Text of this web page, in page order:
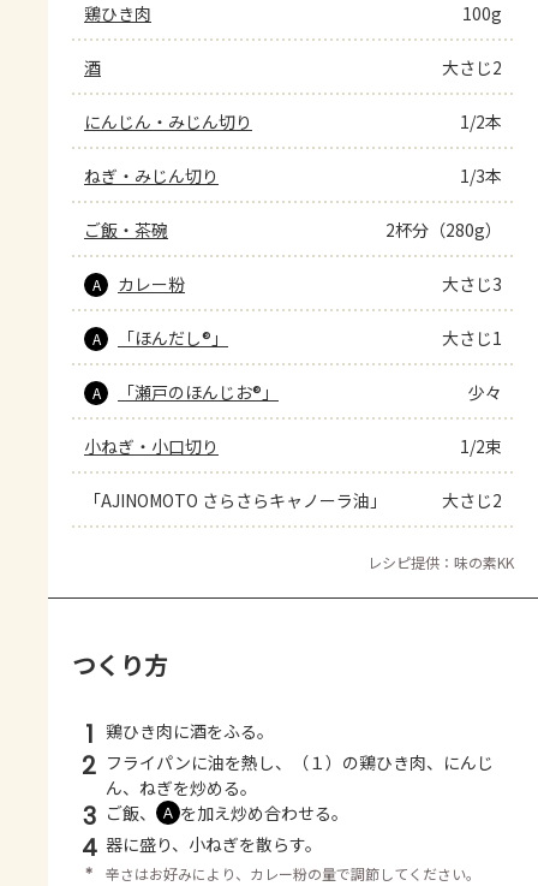
鶏ひき肉 100g
酒 大さじ2
にんじん・みじん切り 1/2本
ねぎ・みじん切り 1/3本
ご飯・茶碗 2杯分（280g）
A カレー粉 大さじ3
A 「ほんだし®」 大さじ1
A 「瀬戸のほんじお®」 少々
小ねぎ・小口切り 1/2束
「AJINOMOTO さらさらキャノーラ油」 大さじ2
レシピ提供：味の素KK
つくり方
1 鶏ひき肉に酒をふる。
2 フライパンに油を熱し、（１）の鶏ひき肉、にんじ
ん、ねぎを炒める。
3 ご飯、 Ａ を加え炒め合わせる。
4 器に盛り、小ねぎを散らす。
＊ 辛さはお好みにより、カレー粉の量で調節してください。